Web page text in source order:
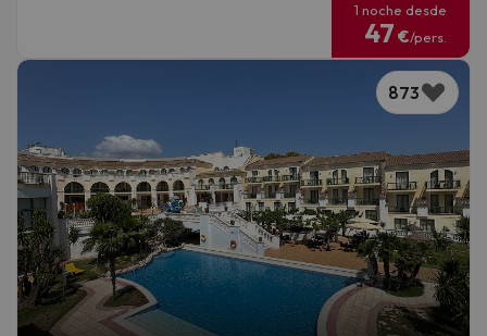
1 noche desde
47 €/pers.
873